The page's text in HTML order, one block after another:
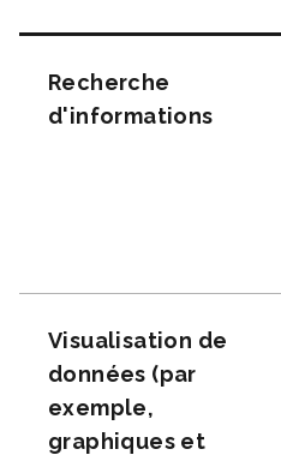
Recherche
d'informations
Visualisation de
données (par
exemple,
graphiques et